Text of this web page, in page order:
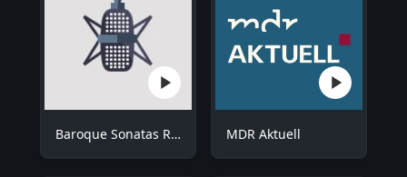
Baroque Sonatas Radio MDR Aktuell